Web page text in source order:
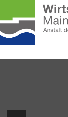
Inhalt anspringen